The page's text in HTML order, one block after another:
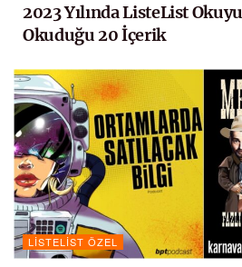
2023 Yılında ListeList
Okuduğu 20 İçerik
LISTELIST ÖZEL